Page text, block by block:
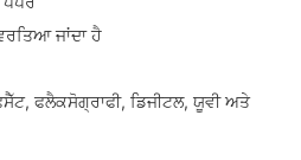
ਜਾਂਦਾ ਹੈ
ਫਲੈਕਸੋਗ੍ਰਾਫੀ, ਡਿਜੀਟਲ, ਯੂਵੀ ਅਤੇ